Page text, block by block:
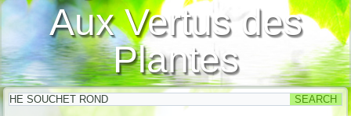
Aux Vertus des
Plantes